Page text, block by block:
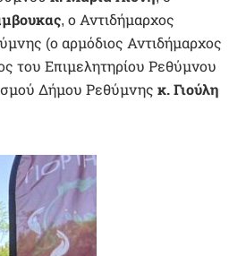
, ο Αντιδήμαρχος
(ο αρμόδιος Αντιδήμαρχος
του Επιμελητηρίου Ρεθύμνου
Δήμου Ρεθύμνης κ. Γιούλη